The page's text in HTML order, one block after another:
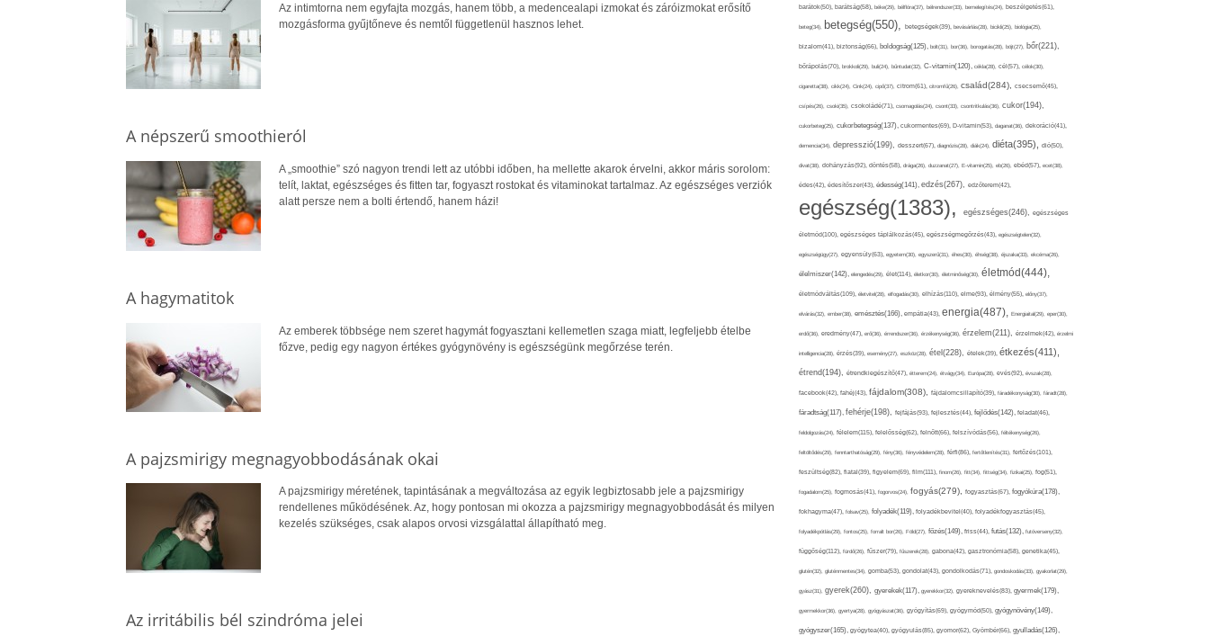
Az intimtorna nem egyfajta mozgás, hanem több, a medencealapi izmokat és záróizmokat erősítő
mozgásforma gyűjtőneve és nemtől függetlenül hasznos lehet.
A népszerű smoothieról
A „smoothie” szó nagyon trendi lett az utóbbi időben, ha mellette akarok érvelni, akkor máris sorolom:
telít, laktat, egészséges és fitten tar, fogyaszt rostokat és vitaminokat tartalmaz. Az egészséges verziók
alatt persze nem a bolti értendő, hanem házi!
A hagymatitok
Az emberek többsége nem szeret hagymát fogyasztani kellemetlen szaga miatt, legfeljebb ételbe
főzve, pedig egy nagyon értékes gyógynövény is egészségünk megőrzése terén.
A pajzsmirigy megnagyobbodásának okai
A pajzsmirigy méretének, tapintásának a megváltozása az egyik legbiztosabb jele a pajzsmirigy
rendellenes működésének. Az, hogy pontosan mi okozza a pajzsmirigy megnagyobbodását és milyen
kezelés szükséges, csak alapos orvosi vizsgálattal állapítható meg.
Az irritábilis bél szindróma jelei
barátok(50), barátság(58), béke(29), bélflóra(37), bélrendszer(33), bemelegítés(24), beszélgetés(61),
beteg(34), betegség(550), betegségek(39), bevásárlás(28), bicikli(25), biológia(25),
bizalom(41), biztonság(66), boldogság(125), bolt(31), bor(36), borogatás(28), böjt(27), bőr(221),
bőrápolás(70), brokkoli(29), buli(24), bűntudat(32), C-vitamin(120), cékla(28), cél(57), célok(30),
cigaretta(38), cikk(24), Cink(24), cipő(37), citrom(61), citromfű(26), család(284), csecsemő(45),
csípés(26), csoki(35), csokoládé(71), csomagolás(24), csont(33), csontritkulás(36), cukor(194),
cukorbeteg(25), cukorbetegség(137), cukormentes(69), D-vitamin(53), daganat(36), dekoráció(41),
demencia(34), depresszió(199), desszert(67), diagnózis(28), diák(24), diéta(395), dió(50),
divat(38), dohányzás(92), döntés(58), drága(26), duzzanat(27), E-vitamin(25), eb(26), ebéd(57), ecet(38),
édes(42), édesítőszer(43), édesség(141), edzés(267), edzőterem(42),
egészség(1383), egészséges(246), egészséges
életmód(100), egészséges táplálkozás(45), egészségmegőrzés(43), egészségtelen(32),
egészségügy(27), egyensúly(63), egyetem(30), egyszerű(31), éhes(30), éhség(38), éjszaka(33), ekcéma(26),
élelmiszer(142), elengedés(29), élet(114), életkor(30), életminőség(30), életmód(444),
életmódváltás(109), életvitel(28), elfogadás(30), elhízás(110), elme(93), élmény(55), előny(37),
elvárás(32), ember(38), emésztés(166), empátia(43), energia(487), Energiaital(29), eper(30),
erdő(36), eredmény(47), erő(36), érrendszer(36), érzékenység(36), érzelem(211), érzelmek(42), érzelmi
intelligencia(28), érzés(39), esemény(27), eszköz(28), étel(228), ételek(39), étkezés(411),
étrend(194), étrendkiegészítő(47), étterem(24), étvágy(34), Európa(28), evés(92), évszak(28),
facebook(42), fahéj(43), fájdalom(308), fájdalomcsillapító(39), fáradékonyság(30), fáradt(28),
fáradtság(117), fehérje(198), fejfájás(93), fejlesztés(44), fejlődés(142), feladat(46),
feldolgozás(24), félelem(115), felelősség(62), felnőtt(66), felszívódás(56), féltékenység(26),
feltöltődés(29), fenntarthatóság(29), fény(36), fényvédelem(28), férfi(86), fertőtlenítés(31), fertőzés(101),
feszültség(82), fiatal(39), figyelem(69), film(111), finom(26), fitt(34), fittség(34), fizikai(25), fog(51),
fogadalom(25), fogmosás(41), fogorvos(24), fogyás(279), fogyasztás(67), fogyókúra(178),
fokhagyma(47), folsav(25), folyadék(119), folyadékbevitel(40), folyadékfogyasztás(45),
folyadékpótlás(29), fontos(25), forralt bor(26), Föld(27), főzés(149), friss(44), futás(132), futóverseny(32),
függőség(112), fürdő(26), fűszer(79), fűszerek(28), gabona(42), gasztronómia(58), genetika(45),
glutén(32), gluténmentes(34), gomba(53), gondolat(43), gondolkodás(71), gondoskodás(33), gyakorlat(29),
gyász(31), gyerek(260), gyerekek(117), gyerekkor(32), gyereknevelés(83), gyermek(179),
gyermekkor(36), gyertya(28), gyógyászat(36), gyógyítás(69), gyógymód(50), gyógynövény(149),
gyógyszer(165), gyógytea(40), gyógyulás(85), gyomor(62), Gyömbér(66), gyulladás(126),